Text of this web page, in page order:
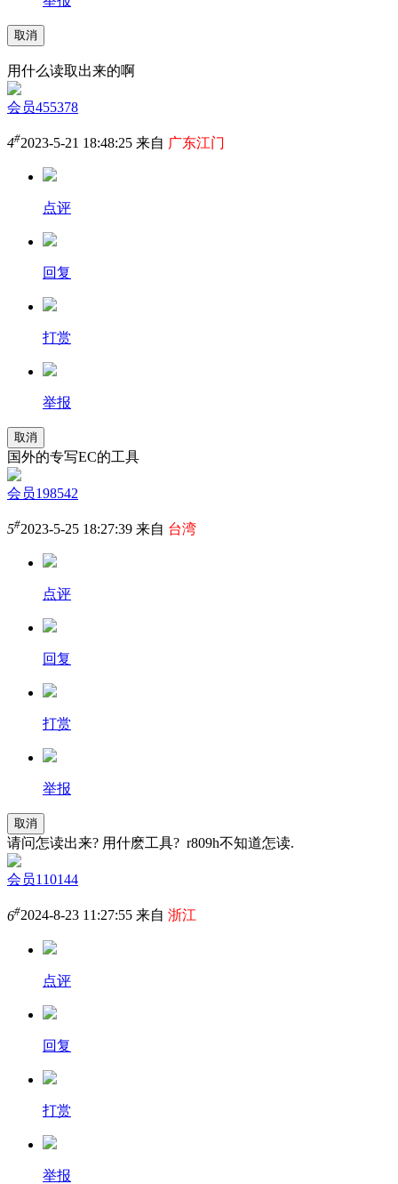
取消
用什么读取出来的啊
会员455378
4#2023-5-21 18:48:25 来自 广东江门
点评
回复
打赏
举报
取消
国外的专写EC的工具
会员198542
5#2023-5-25 18:27:39 来自 台湾
点评
回复
打赏
举报
取消
请问怎读出来? 用什麽工具? r809h不知道怎读.
会员110144
6#2024-8-23 11:27:55 来自 浙江
点评
回复
打赏
举报